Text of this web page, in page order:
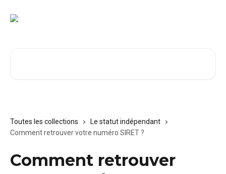
Toutes les collections
Le statut indépendant
Comment retrouver votre numéro SIRET ?
Comment retrouver